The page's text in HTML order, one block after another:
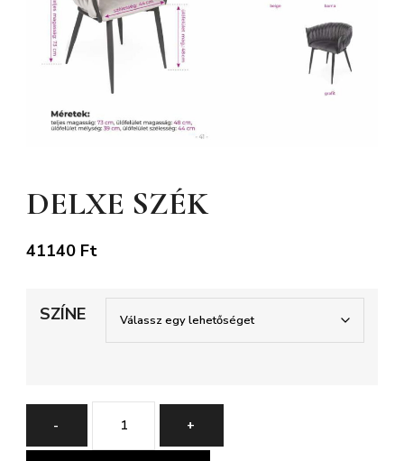
DELXE SZÉK
41140 Ft
SZÍNE
-
DELXE
SZÉK
+